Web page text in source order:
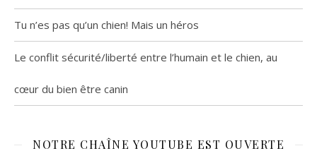
Tu n’es pas qu’un chien! Mais un héros
Le conflit sécurité/liberté entre l’humain et le chien, au
cœur du bien être canin
NOTRE CHAÎNE YOUTUBE EST OUVERTE